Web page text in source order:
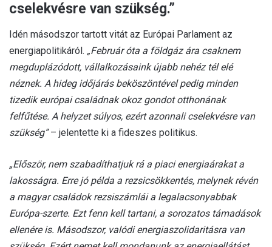
cselekvésre van szükség.”
Idén másodszor tartott vitát az Európai Parlament az
energiapolitikáról. „Február óta a földgáz ára csaknem
megduplázódott, vállalkozásaink újabb nehéz tél elé
néznek. A hideg időjárás beköszöntével pedig minden
tizedik európai családnak okoz gondot otthonának
felfűtése. A helyzet súlyos, ezért azonnali cselekvésre van
szükség”– jelentette ki a fideszes politikus.
„Először, nem szabadíthatjuk rá a piaci energiaárakat a
lakosságra. Erre jó példa a rezsicsökkentés, melynek révén
a magyar családok rezsiszámlái a legalacsonyabbak
Európa-szerte. Ezt fenn kell tartani, a sorozatos támadások
ellenére is. Másodszor, valódi energiaszolidaritásra van